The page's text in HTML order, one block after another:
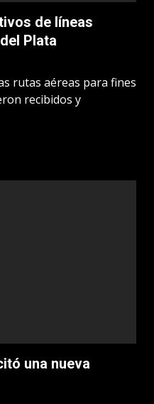
de líneas
Plata
rutas aéreas para fines
recibidos y
una nueva